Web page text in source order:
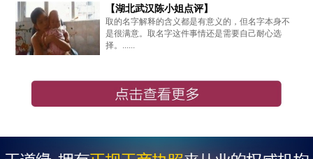
【湖北武汉陈小姐点评】
取的名字解释的含义都是有意义的，但名字本身不
是很满意。取名字这件事情还是需要自己耐心选
择。......